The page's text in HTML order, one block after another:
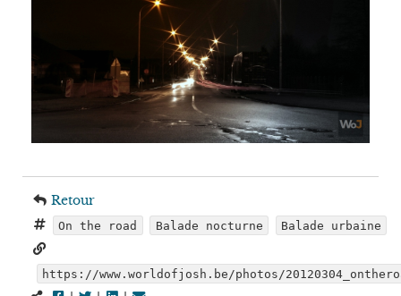
Retour
On the road Balade nocturne Balade urbaine
https://www.worldofjosh.be/photos/